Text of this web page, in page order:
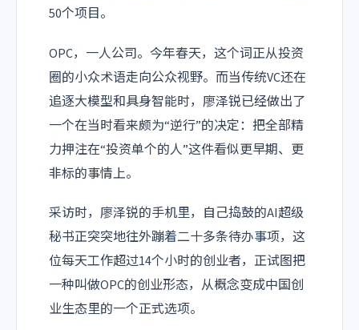
50个项目。
OPC，一人公司。今年春天，这个词正从投资
圈的小众术语走向公众视野。而当传统VC还在
追逐大模型和具身智能时，廖泽锐已经做出了
一个在当时看来颇为“逆行”的决定：把全部精
力押注在“投资单个的人”这件看似更早期、更
非标的事情上。
采访时，廖泽锐的手机里，自己捣鼓的AI超级
秘书正突突地往外蹦着二十多条待办事项，这
位每天工作超过14个小时的创业者，正试图把
一种叫做OPC的创业形态，从概念变成中国创
业生态里的一个正式选项。